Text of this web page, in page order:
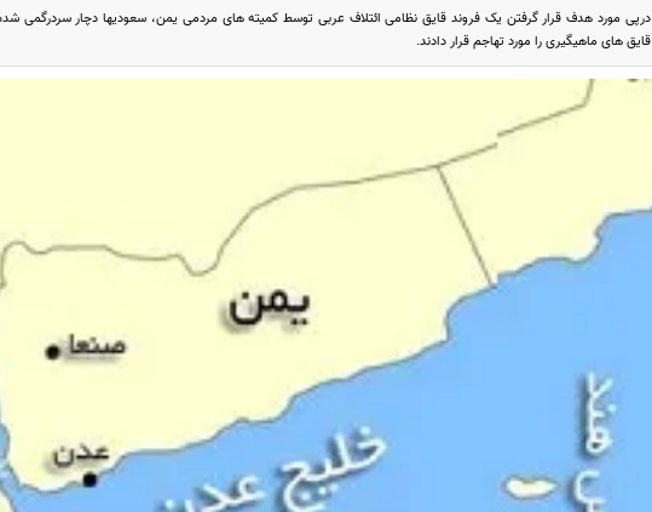
درپی مورد هدف قرار گرفتن یک فروند قایق نظامی ائتلاف عربی توسط کمیته های مردمی یمن، سعودیها دچار
قایق های ماهیگیری را مورد تهاجم قرار دادند.